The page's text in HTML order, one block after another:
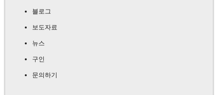
블로그
보도자료
뉴스
구인
문의하기